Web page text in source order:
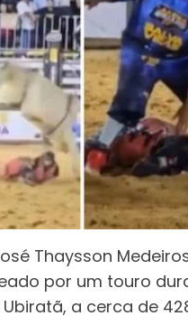
Thaysson
por um touro
a cerca de